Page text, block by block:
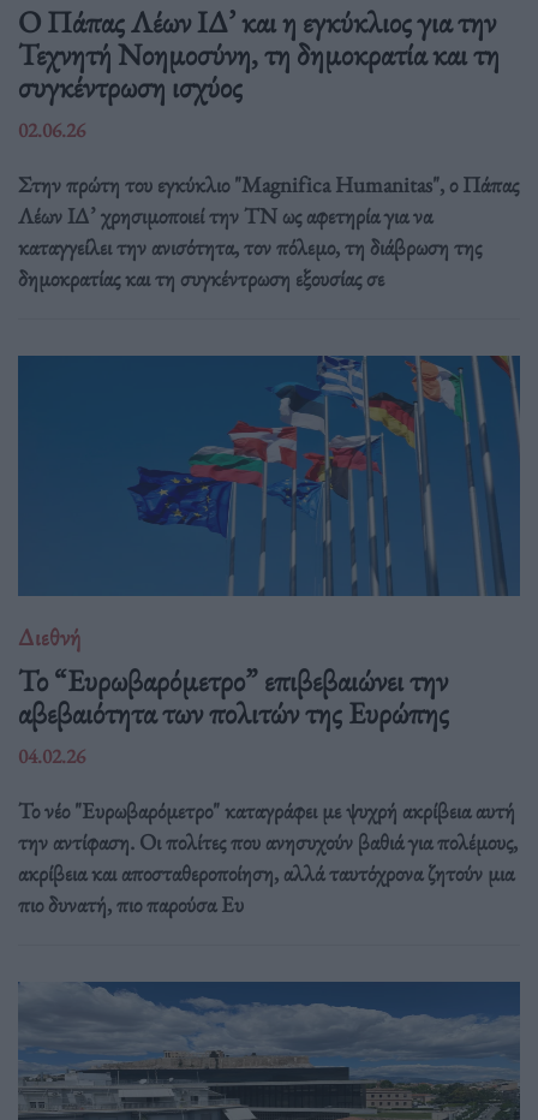
Ο Πάπας Λέων ΙΔ’ και η εγκύκλιος για την
Τεχνητή Νοημοσύνη, τη δημοκρατία και τη
συγκέντρωση ισχύος
02.06.26
Στην πρώτη του εγκύκλιο "Magnifica Humanitas", ο Πάπας
Λέων ΙΔ’ χρησιμοποιεί την ΤΝ ως αφετηρία για να
καταγγείλει την ανισότητα, τον πόλεμο, τη διάβρωση της
δημοκρατίας και τη συγκέντρωση εξουσίας σε
Διεθνή
Το “Ευρωβαρόμετρο” επιβεβαιώνει την
αβεβαιότητα των πολιτών της Ευρώπης
04.02.26
Το νέο "Ευρωβαρόμετρο" καταγράφει με ψυχρή ακρίβεια αυτή
την αντίφαση. Oι πολίτες που ανησυχούν βαθιά για πολέμους,
ακρίβεια και αποσταθεροποίηση, αλλά ταυτόχρονα ζητούν μια
πιο δυνατή, πιο παρούσα Ευ